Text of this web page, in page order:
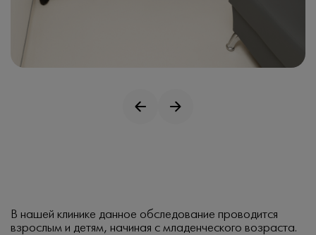
В нашей клинике данное обследование проводится
взрослым и детям, начиная с младенческого возраста.